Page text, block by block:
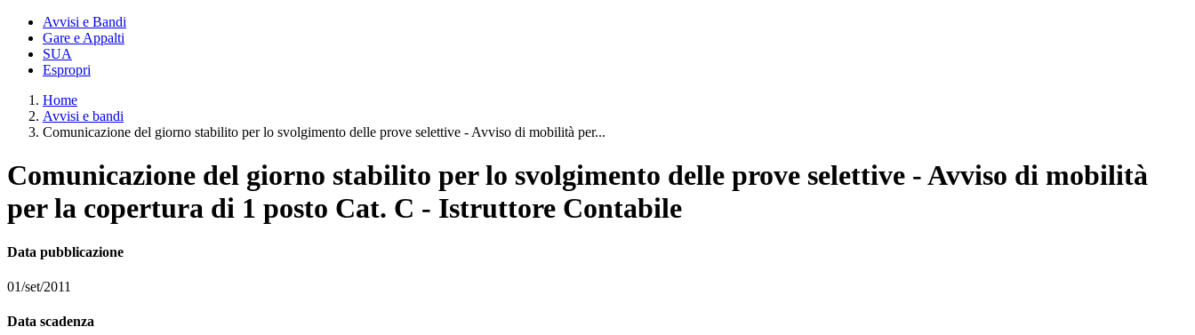
Avvisi e Bandi
Gare e Appalti
SUA
Espropri
Home
Avvisi e bandi
Comunicazione del giorno stabilito per lo svolgimento delle prove selettive - Avviso di mobilità per...
Comunicazione del giorno stabilito per lo svolgimento delle prove selettive - Avviso di mobilità
per la copertura di 1 posto Cat. C - Istruttore Contabile
Data pubblicazione
01/set/2011
Data scadenza